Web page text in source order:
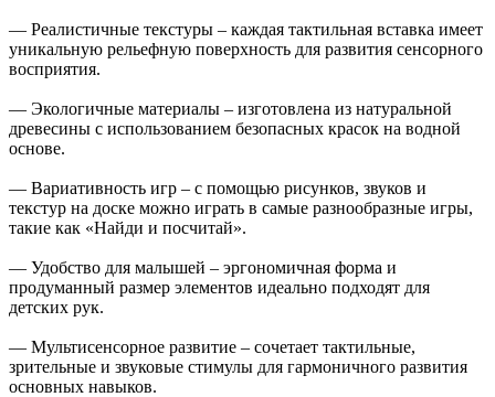
— Реалистичные текстуры – каждая тактильная вставка имеет
уникальную рельефную поверхность для развития сенсорного
восприятия.
— Экологичные материалы – изготовлена из натуральной
древесины с использованием безопасных красок на водной
основе.
— Вариативность игр – с помощью рисунков, звуков и
текстур на доске можно играть в самые разнообразные игры,
такие как «Найди и посчитай».
— Удобство для малышей – эргономичная форма и
продуманный размер элементов идеально подходят для
детских рук.
— Мультисенсорное развитие – сочетает тактильные,
зрительные и звуковые стимулы для гармоничного развития
основных навыков.